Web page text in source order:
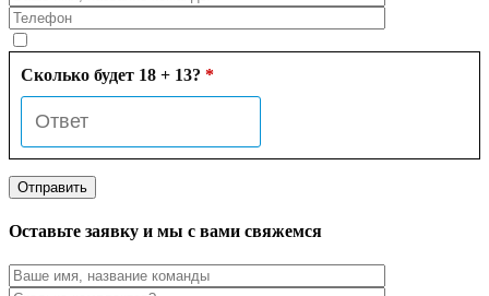
Сколько будет 18 + 13? *
Оставьте заявку и мы с вами свяжемся